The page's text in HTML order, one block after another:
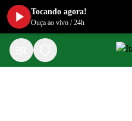
Tocando agora!
Ouça ao vivo /24h